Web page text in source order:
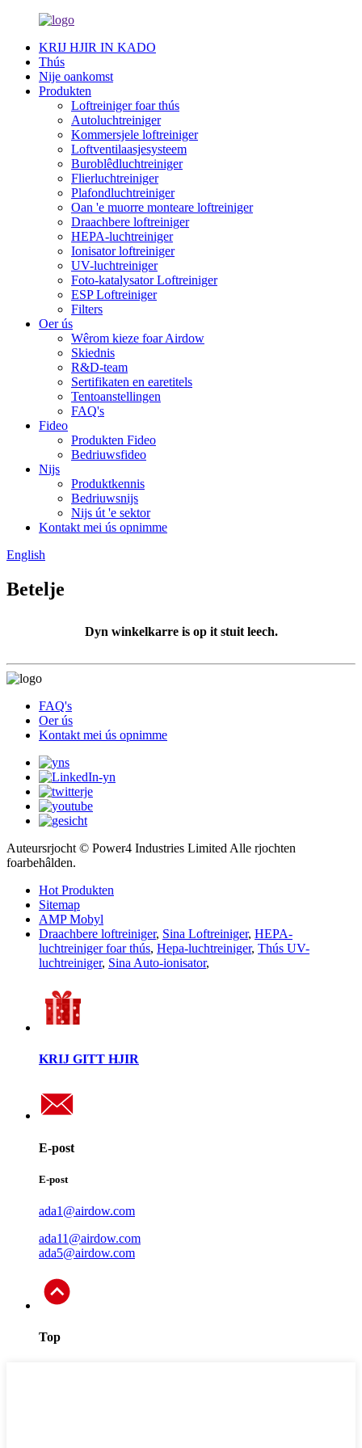
KRIJ HJIR IN KADO
Thús
Nije oankomst
Produkten
Loftreiniger foar thús
Autoluchtreiniger
Kommersjele loftreiniger
Loftventilaasjesysteem
Buroblêdluchtreiniger
Flierluchtreiniger
Plafondluchtreiniger
Oan 'e muorre monteare loftreiniger
Draachbere loftreiniger
HEPA-luchtreiniger
Ionisator loftreiniger
UV-luchtreiniger
Foto-katalysator Loftreiniger
ESP Loftreiniger
Filters
Oer ús
Wêrom kieze foar Airdow
Skiednis
R&D-team
Sertifikaten en earetitels
Tentoanstellingen
FAQ's
Fideo
Produkten Fideo
Bedriuwsfideo
Nijs
Produktkennis
Bedriuwsnijs
Nijs út 'e sektor
Kontakt mei ús opnimme
English
Betelje
Dyn winkelkarre is op it stuit leech.
FAQ's
Oer ús
Kontakt mei ús opnimme
Auteursrjocht © Power4 Industries Limited Alle rjochten
foarbehâlden.
Hot Produkten
Sitemap
AMP Mobyl
Draachbere loftreiniger, Sina Loftreiniger, HEPA-
luchtreiniger foar thús, Hepa-luchtreiniger, Thús UV-
luchtreiniger, Sina Auto-ionisator,
KRIJ GITT HJIR
E-post
E-post
ada1@airdow.com
ada11@airdow.com
ada5@airdow.com
Top